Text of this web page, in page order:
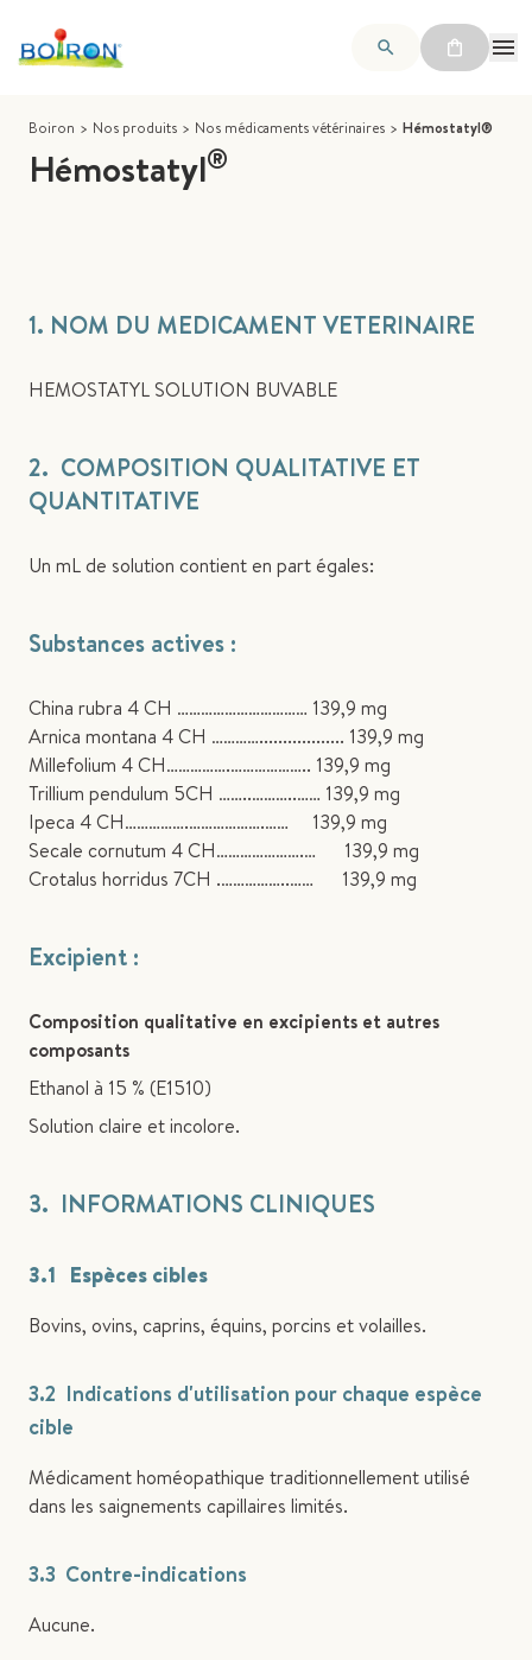
Boiron > Nos produits > Nos médicaments vétérinaires > Hémostatyl®
Hémostatyl®
1. NOM DU MEDICAMENT VETERINAIRE
HEMOSTATYL SOLUTION BUVABLE
2. COMPOSITION QUALITATIVE ET
QUANTITATIVE
Un mL de solution contient en part égales:
Substances actives :
China rubra 4 CH …………………………… 139,9 mg
Arnica montana 4 CH ………….................. 139,9 mg
Millefolium 4 CH…………….……………….. 139,9 mg
Trillium pendulum 5CH ……..………..…… 139,9 mg
Ipeca 4 CH…………….……………….…… 139,9 mg
Secale cornutum 4 CH………………….… 139,9 mg
Crotalus horridus 7CH .……………..…… 139,9 mg
Excipient :
Composition qualitative en excipients et autres
composants
Ethanol à 15 % (E1510)
Solution claire et incolore.
3. INFORMATIONS CLINIQUES
3.1 Espèces cibles
Bovins, ovins, caprins, équins, porcins et volailles.
3.2 Indications d'utilisation pour chaque espèce
cible
Médicament homéopathique traditionnellement utilisé
dans les saignements capillaires limités.
3.3 Contre-indications
Aucune.